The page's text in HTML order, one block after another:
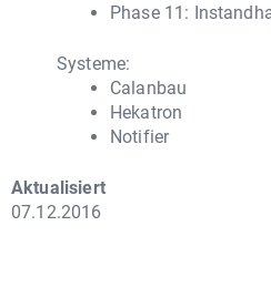
Phase 11:
Systeme:
Calanbau
Hekatron
Notifier
Aktualisiert
07.12.2016